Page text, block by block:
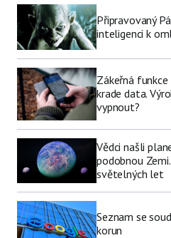
Připravovaný
inteligenci k
Zákeřná
krade data.
vypnout?
Vědci našli
podobnou
světelných let
Seznam se
korun